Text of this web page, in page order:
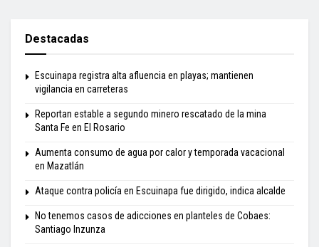
Destacadas
Escuinapa registra alta afluencia en playas; mantienen
vigilancia en carreteras
Reportan estable a segundo minero rescatado de la mina
Santa Fe en El Rosario
Aumenta consumo de agua por calor y temporada vacacional
en Mazatlán
Ataque contra policía en Escuinapa fue dirigido, indica alcalde
No tenemos casos de adicciones en planteles de Cobaes:
Santiago Inzunza